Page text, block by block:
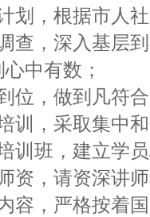
划，根据市人
查，深入基层
中有数；
位，做到凡符
训，采取集中
训班，建立学
资，请资深讲
容，严格按着